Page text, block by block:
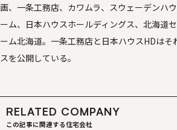
画、一条工務店、カワムラ、スウェーデンハ
ーム、日本ハウスホールディングス、北海道
ーム北海道。一条工務店と日本ハウスHDはそ
スを公開している。
RELATED COMPANY
この記事に関連する住宅会社